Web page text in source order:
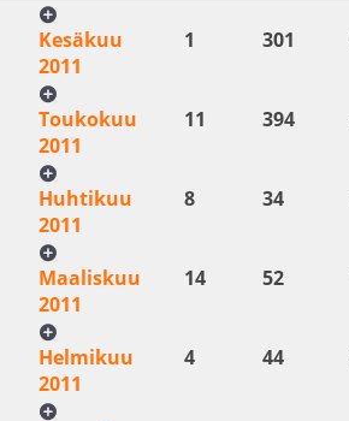
Kesäkuu
2011
1 301
Toukokuu
2011
11 394
Huhtikuu
2011
8 34
Maaliskuu
2011
14 52
Helmikuu
2011
4 44